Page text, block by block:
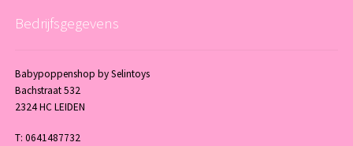
Bedrijfsgegevens
Babypoppenshop by Selintoys
Bachstraat 532
2324 HC LEIDEN
T: 0641487732